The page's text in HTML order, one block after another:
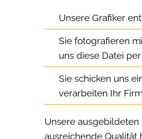
Unsere Grafiker
Sie fotografieren
uns diese Datei
Sie schicken uns
verarbeiten Ihr
Unsere
ausreichende Qualität